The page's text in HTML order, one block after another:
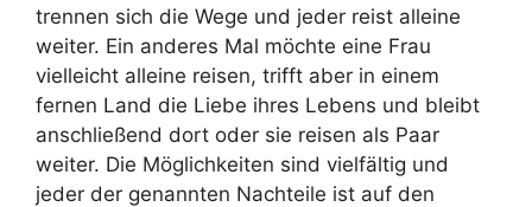
trennen sich die Wege und jeder reist alleine
weiter. Ein anderes Mal möchte eine Frau
vielleicht alleine reisen, trifft aber in einem
fernen Land die Liebe ihres Lebens und bleibt
anschließend dort oder sie reisen als Paar
weiter. Die Möglichkeiten sind vielfältig und
jeder der genannten Nachteile ist auf den